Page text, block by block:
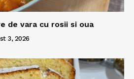
de vara cu rosii si oua
3, 2026